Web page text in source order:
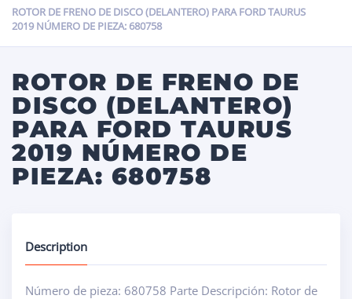
ROTOR DE FRENO DE DISCO (DELANTERO) PARA FORD TAURUS
2019 NÚMERO DE PIEZA: 680758
ROTOR DE FRENO DE
DISCO (DELANTERO)
PARA FORD TAURUS
2019 NÚMERO DE
PIEZA: 680758
Description
Número de pieza: 680758 Parte Descripción: Rotor de